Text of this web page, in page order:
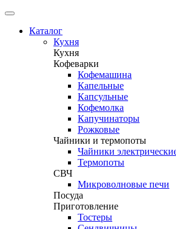
Каталог
Кухня
Кухня
Кофеварки
Кофемашина
Капельные
Капсульные
Кофемолка
Капучинаторы
Рожковые
Чайники и термопоты
Чайники
Термопоты
СВЧ
Микроволновые печи
Посуда
Приготовление
Тостеры